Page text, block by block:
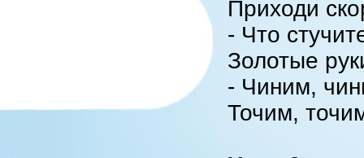
Приходи
- Что
Золотые
- Чиним,
Точим,